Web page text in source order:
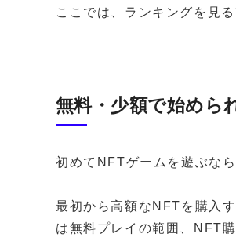
ここでは、ランキングを見
無料・少額で始めら
初めてNFTゲームを遊ぶな
最初から高額なNFTを購入
は無料プレイの範囲、NFT